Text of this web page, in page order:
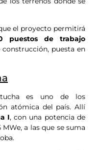
el proyecto permitirá
puestos de trabajo
construcción, puesta en
es uno de los
atómica del país. Allí
I, con una potencia de
MWe, a las que se suma